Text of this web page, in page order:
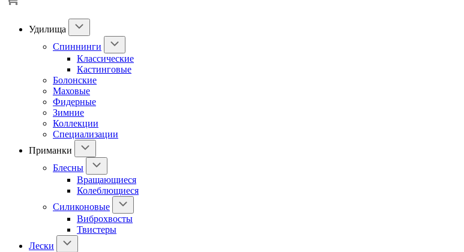
Удилища
Спиннинги
Классические
Кастинговые
Болонские
Маховые
Фидерные
Зимние
Коллекции
Специализации
Приманки
Блесны
Вращающиеся
Колеблющиеся
Силиконовые
Виброхвосты
Твистеры
Лески